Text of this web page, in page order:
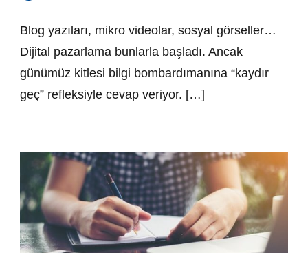
Blog yazıları, mikro videolar, sosyal görseller…
Dijital pazarlama bunlarla başladı. Ancak
günümüz kitlesi bilgi bombardımanına “kaydır
geç” refleksiyle cevap veriyor. […]